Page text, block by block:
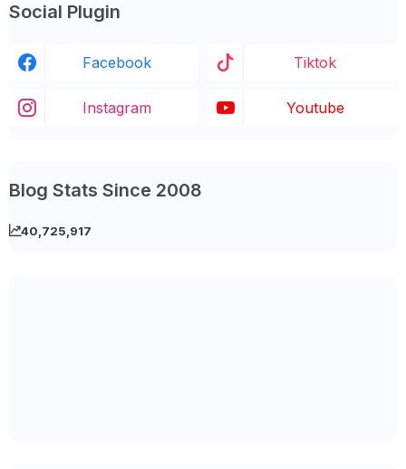
Social Plugin
Facebook Tiktok
Instagram Youtube
Blog Stats Since 2008
40,725,917